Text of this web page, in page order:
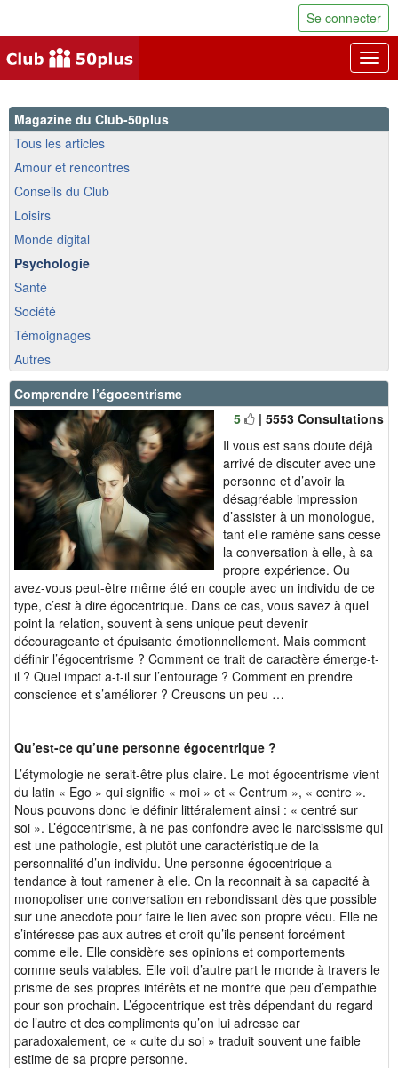
Se connecter
Magazine du Club-50plus
Tous les articles
Amour et rencontres
Conseils du Club
Loisirs
Monde digital
Psychologie
Santé
Société
Témoignages
Autres
Comprendre l’égocentrisme
5
| 5553 Consultations
Il vous est sans doute déjà
arrivé de discuter avec une
personne et d’avoir la
désagréable impression
d’assister à un monologue,
tant elle ramène sans cesse
la conversation à elle, à sa
propre expérience. Ou
avez-vous peut-être même été en couple avec un individu de ce
type, c’est à dire égocentrique. Dans ce cas, vous savez à quel
point la relation, souvent à sens unique peut devenir
décourageante et épuisante émotionnellement. Mais comment
définir l’égocentrisme ? Comment ce trait de caractère émerge-t-
il ? Quel impact a-t-il sur l’entourage ? Comment en prendre
conscience et s’améliorer ? Creusons un peu …
Qu’est-ce qu’une personne égocentrique ?
L’étymologie ne serait-être plus claire. Le mot égocentrisme vient
du latin « Ego » qui signifie « moi » et « Centrum », « centre ».
Nous pouvons donc le définir littéralement ainsi : « centré sur
soi ». L’égocentrisme, à ne pas confondre avec le narcissisme qui
est une pathologie, est plutôt une caractéristique de la
personnalité d’un individu. Une personne égocentrique a
tendance à tout ramener à elle. On la reconnait à sa capacité à
monopoliser une conversation en rebondissant dès que possible
sur une anecdote pour faire le lien avec son propre vécu. Elle ne
s’intéresse pas aux autres et croit qu’ils pensent forcément
comme elle. Elle considère ses opinions et comportements
comme seuls valables. Elle voit d’autre part le monde à travers le
prisme de ses propres intérêts et ne montre que peu d’empathie
pour son prochain. L’égocentrique est très dépendant du regard
de l’autre et des compliments qu’on lui adresse car
paradoxalement, ce « culte du soi » traduit souvent une faible
estime de sa propre personne.